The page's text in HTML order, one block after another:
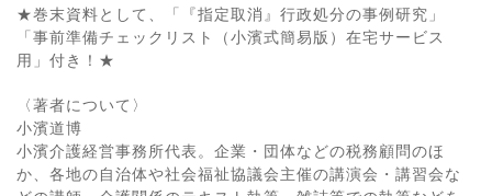
★巻末資料として、「『指定取消』行政処分の事例研究」
「事前準備チェックリスト（小濱式簡易版）在宅サービス
用」付き！★
〈著者について〉
小濱道博
小濱介護経営事務所代表。企業・団体などの税務顧問のほ
か、各地の自治体や社会福祉協議会主催の講演会・講習会な